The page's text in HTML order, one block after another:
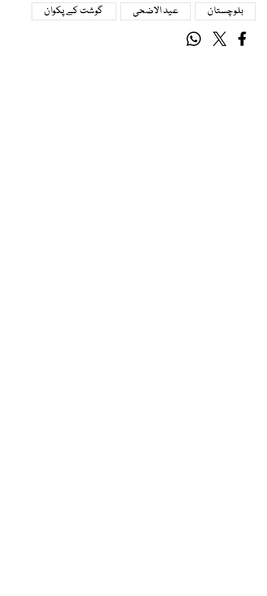
بلوچستان عید الاضحی گوشت کے پکوان